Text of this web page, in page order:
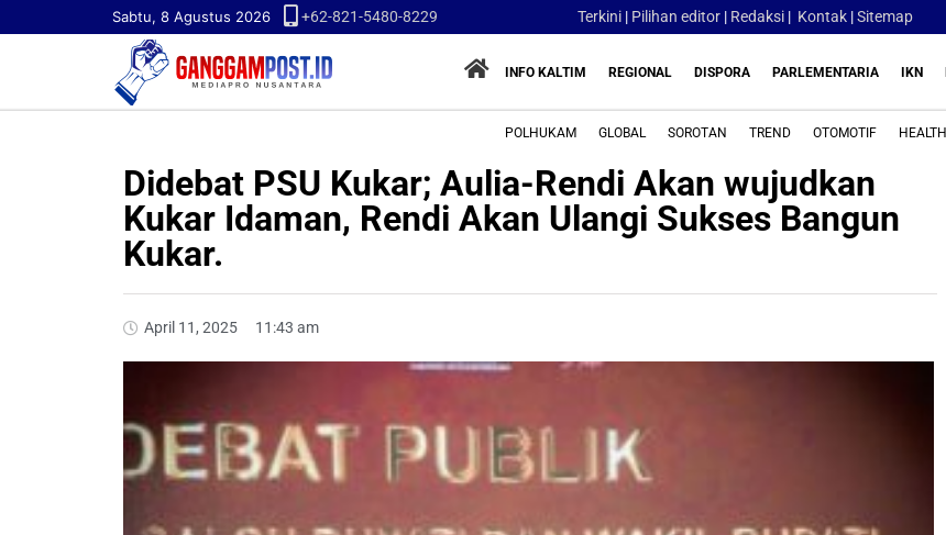
Sabtu, 8 Agustus 2026 +62-821-5480-8229 Terkini| Pilihan editor| Redaksi| Kontak|Sitemap
INFO KALTIM REGIONAL DISPORA PARLEMENTARIA IKN
POLHUKAM GLOBAL SOROTAN TREND OTOMOTIF HEALTH
Didebat PSU Kukar; Aulia-Rendi Akan wujudkan
Kukar Idaman, Rendi Akan Ulangi Sukses Bangun
Kukar.
April 11, 2025 11:43 am